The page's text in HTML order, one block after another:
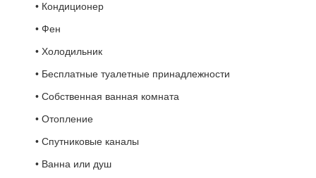
• Кондиционер
• Фен
• Холодильник
• Бесплатные туалетные принадлежности
• Собственная ванная комната
• Отопление
• Спутниковые каналы
• Ванна или душ